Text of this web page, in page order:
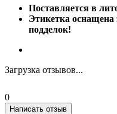
Поставляется в
Этикетка
подделок!
Загрузка отзывов...
0
Написать отзыв